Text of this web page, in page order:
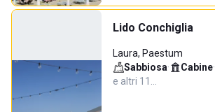
Lido Conchiglia
Laura, Paestum
Sabbiosa· Cabine·
e altri 11…